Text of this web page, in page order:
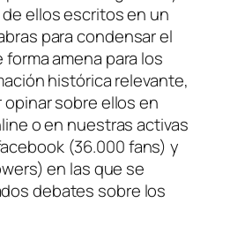
ellos escritos en un
para condensar el
amena para los
histórica relevante,
sobre ellos en
o en nuestras activas
(36.000 fans) y
en las que se
debates sobre los